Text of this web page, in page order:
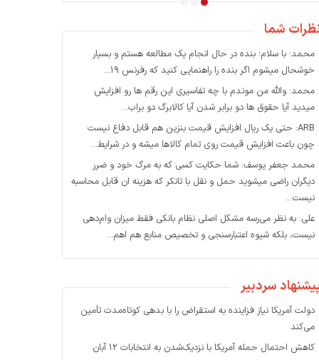
شما
محمد: با سلام؛ بنده در حال انجام یک مطالعه هستم و بسیار
خوشحال میشوم اگر بنده را راهنمایی کنید که رفرنس ۱۹...
محمد: والله من موندم با چه تفاسیری این رقم ها رو افزایش
میدید آیا حقوق ها دو برابر شدن آیا کالابرگ دو براب...
ARB: حتی یک ریال افزایش قیمت بنزین هم قابل دفاع نیست
چون باعث افزایش قیمت روی تمام کالاها میشه و در شرایط...
محمد جعفر یوسف: شما حکایت کسی که به مرگ خود و ضرر
دیگران راضی میشوید حمل و نقل با تانکر که هزینه ان قابل محاسبه
نیست...
علی: به نظر می‌رسه مشکل اصلی نظام بانکی فقط میزان وام‌دهی
نیست، بلکه شیوه اعتبارسنجی و تخصیص منابع هم اهم...
سردبیر
دولت آمریکا نیاز فزاینده به استقراض را با بدهی کوتاه‌مدت تأمین
می‌کند
کاهش احتمال حمله آمریکا با نزدیک‌شدن به انتخابات ۱۲ آبان